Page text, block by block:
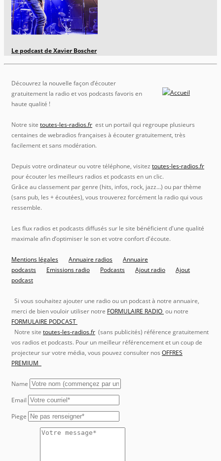
Le podcast de Xavier Boscher
Découvrez la nouvelle façon d’écouter
gratuitement la radio et vos podcasts favoris en
haute qualité !
Notre site toutes-les-radios.fr est un portail qui regroupe plusieurs
centaines de webradios françaises à écouter gratuitement, très
facilement et sans modération.
Depuis votre ordinateur ou votre téléphone, visitez toutes-les-radios.fr
pour écouter les meilleurs radios et podcasts en un clic.
Grâce au classement par genre (hits, infos, rock, jazz…) ou par thème
(sans pub, les + écoutées), vous trouverez forcément la radio qui vous
ressemble.
Les flux radios et podcasts diffusés sur le site bénéficient d'une qualité
maximale afin d’optimiser le son et votre confort d'écoute.
Mentions légales Annuaire radios
Annuaire
podcasts
Emissions radio Podcasts Ajout radio
Ajout
podcast
Si vous souhaitez ajouter une radio ou un podcast à notre annuaire,
merci de bien vouloir utiliser notre FORMULAIRE RADIO ou notre
FORMULAIRE PODCAST
Notre site toutes-les-radios.fr (sans publicités) référence gratuitement
vos radios et podcasts. Pour un meilleur référencement et un coup de
projecteur sur votre média, vous pouvez consulter nos OFFRES
PREMIUM
Name
Email
Piege